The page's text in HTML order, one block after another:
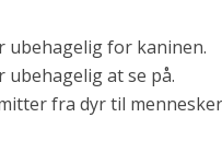
ubehagelig for kaninen.
ubehagelig at se på.
fra dyr til